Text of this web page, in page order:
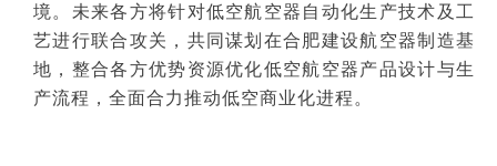
境。未来各方将针对低空航空器自动化生产技术及工
艺进行联合攻关，共同谋划在合肥建设航空器制造基
地，整合各方优势资源优化低空航空器产品设计与生
产流程，全面合力推动低空商业化进程。